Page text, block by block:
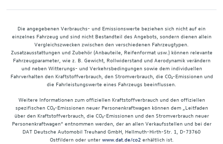
Die angegebenen Verbrauchs- und Emissionswerte beziehen sich nicht auf ein
einzelnes Fahrzeug und sind nicht Bestandteil des Angebots, sondern dienen allein
Vergleichszwecken zwischen den verschiedenen Fahrzeugtypen.
Zusatzausstattungen und Zubehör (Anbauteile, Reifenformat usw.) können relevante
Fahrzeugparameter, wie z. B. Gewicht, Rollwiderstand und Aerodynamik verändern
und neben Witterungs- und Verkehrsbedingungen sowie dem individuellen
Fahrverhalten den Kraftstoffverbrauch, den Stromverbrauch, die CO₂-Emissionen und
die Fahrleistungswerte eines Fahrzeugs beeinflussen.
Weitere Informationen zum offiziellen Kraftstoffverbrauch und den offiziellen
spezifischen CO₂-Emissionen neuer Personenkraftwagen können dem „Leitfaden
über den Kraftstoffverbrauch, die CO₂-Emissionen und den Stromverbrauch neuer
Personenkraftwagen“ entnommen werden, der an allen Verkaufsstellen und bei der
DAT Deutsche Automobil Treuhand GmbH, Hellmuth-Hirth-Str. 1, D-73760
Ostfildern oder unter www.dat.de/co2 erhältlich ist.